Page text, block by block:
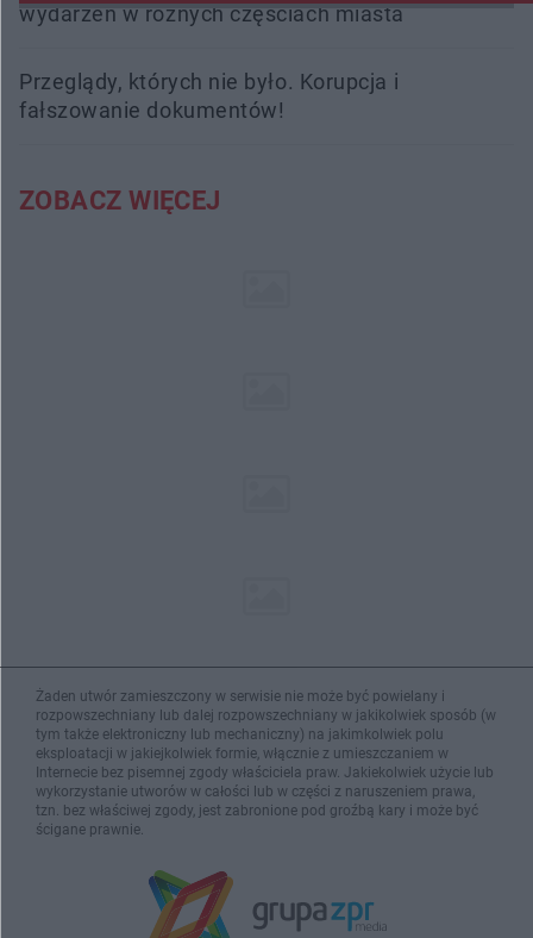
wydarzeń w różnych częściach miasta
Przeglądy, których nie było. Korupcja i
fałszowanie dokumentów!
ZOBACZ WIĘCEJ
Żaden utwór zamieszczony w serwisie nie może być powielany i
rozpowszechniany lub dalej rozpowszechniany w jakikolwiek sposób (w
tym także elektroniczny lub mechaniczny) na jakimkolwiek polu
eksploatacji w jakiejkolwiek formie, włącznie z umieszczaniem w
Internecie bez pisemnej zgody właściciela praw. Jakiekolwiek użycie lub
wykorzystanie utworów w całości lub w części z naruszeniem prawa,
tzn. bez właściwej zgody, jest zabronione pod groźbą kary i może być
ścigane prawnie.